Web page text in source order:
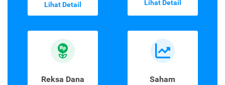
Lihat Detail Lihat Detail
Reksa Dana Saham